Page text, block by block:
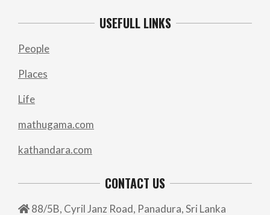
USEFULL LINKS
People
Places
Life
mathugama.com
kathandara.com
CONTACT US
88/5B, Cyril Janz Road, Panadura, Sri Lanka